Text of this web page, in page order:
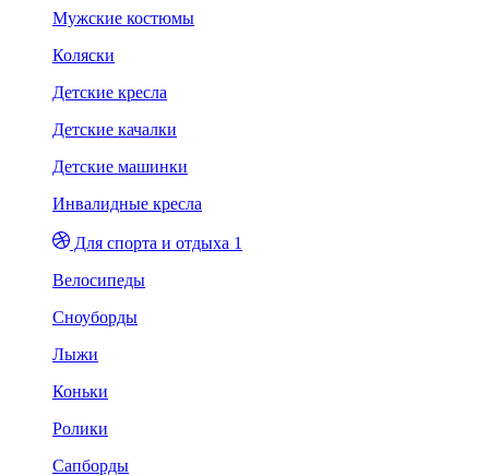
Мужские костюмы
Коляски
Детские кресла
Детские качалки
Детские машинки
Инвалидные кресла
Для спорта и отдыха 1
Велосипеды
Сноуборды
Лыжи
Коньки
Ролики
Сапборды